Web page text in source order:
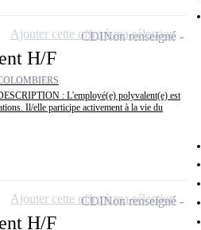
H/F
: L'employé(e) polyvalent(e) est
Il/elle participe activement à la vie du
CDINon renseigné
Ajouter cette offre à ma sélection
H/F
CDINon renseigné
Ajouter cette offre à ma sélection